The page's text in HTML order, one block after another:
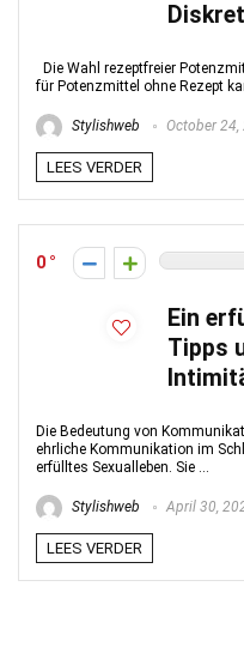
Die Wahl rezeptfreier
für Potenzmittel ohne Rezept
Stylishweb October 24,
LEES VERDER
0
Ein
Tipps
Die Bedeutung von
ehrliche Kommunikation im
erfülltes Sexualleben. Sie ...
Stylishweb April 30,
LEES VERDER